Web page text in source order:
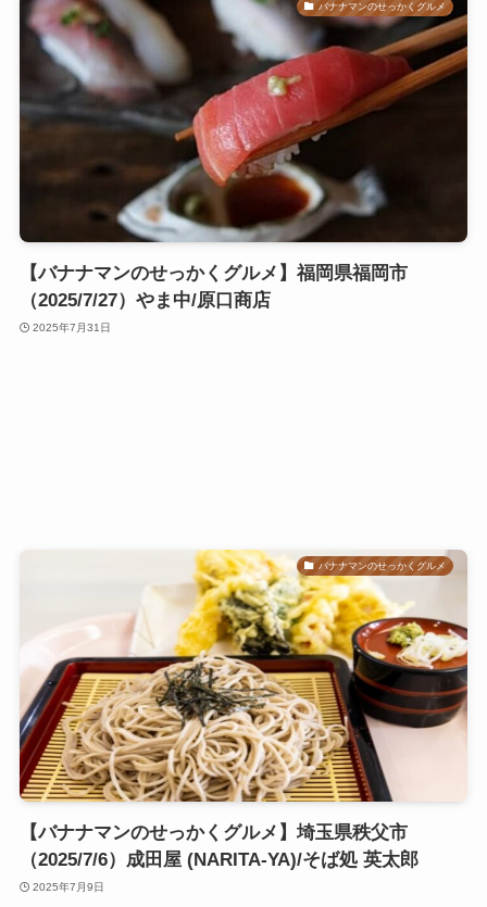
バナナマンのせっかくグルメ
【バナナマンのせっかくグルメ】福岡県福岡市
（2025/7/27）やま中/原口商店
2025年7月31日
バナナマンのせっかくグルメ
【バナナマンのせっかくグルメ】埼玉県秩父市
（2025/7/6）成田屋 (NARITA-YA)/そば処 英太郎
2025年7月9日